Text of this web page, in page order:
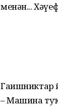
менән...
Гаишниктар
– Машина